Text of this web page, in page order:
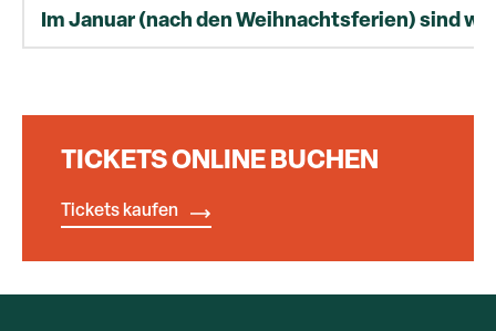
Im Januar (nach den Weihnachtsferien) sind
TICKETS ONLINE BUCHEN
Tickets kaufen